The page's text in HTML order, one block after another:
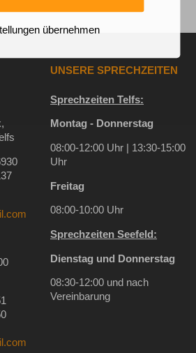
UNSERE SPRECHZEITEN
Sprechzeiten Telfs:
Montag - Donnerstag
08:00-12:00 Uhr | 13:30-15:00
Uhr
Freitag
08:00-10:00 Uhr
Sprechzeiten Seefeld:
Dienstag und Donnerstag
08:30-12:00 und nach
Vereinbarung
übernehmen